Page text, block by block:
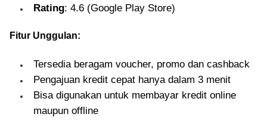
Rating: 4.6 (Google Play Store)
Fitur Unggulan:
Tersedia beragam voucher, promo dan cashback
Pengajuan kredit cepat hanya dalam 3 menit
Bisa digunakan untuk membayar kredit online
maupun offline